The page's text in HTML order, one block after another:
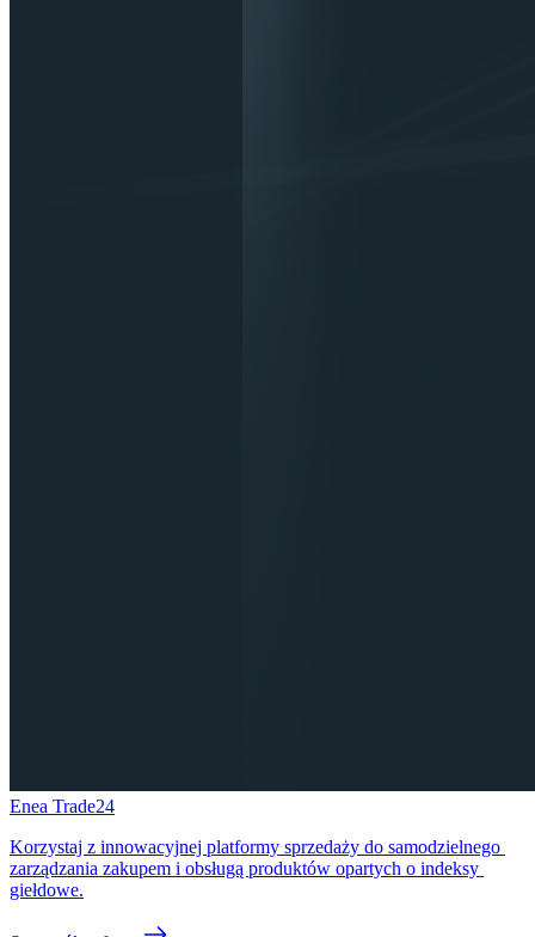
Enea Trade24
Korzystaj z innowacyjnej platformy sprzedaży do samodzielnego
zarządzania zakupem i obsługą produktów opartych o indeksy
giełdowe.